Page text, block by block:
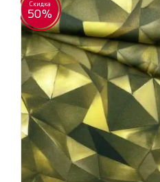
Скидка
50%